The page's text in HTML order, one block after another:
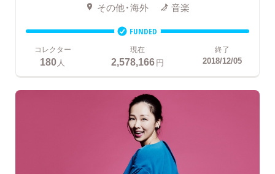
その他・海外 音楽
FUNDED
コレクター
180人
現在
2,578,166円
終了
2018/12/05